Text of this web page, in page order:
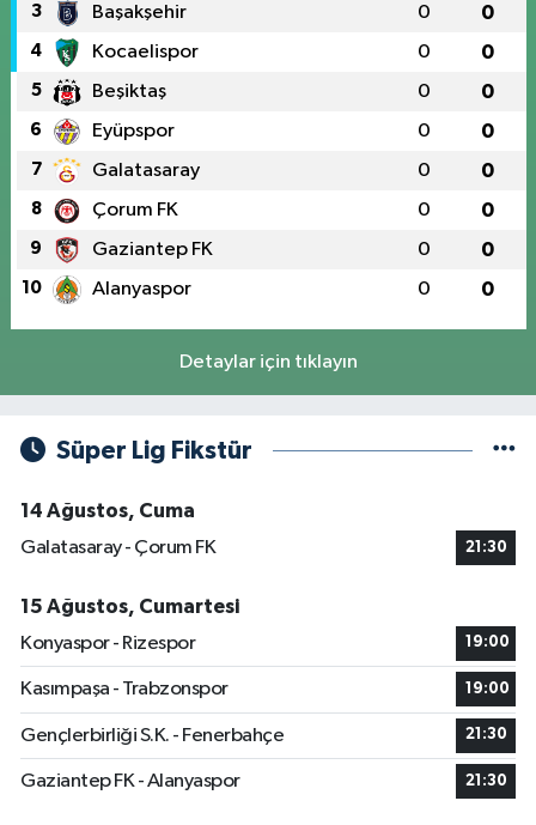
3 Başakşehir 0 0
4 Kocaelispor 0 0
5 Beşiktaş 0 0
6 Eyüpspor 0 0
7 Galatasaray 0 0
8 Çorum FK 0 0
9 Gaziantep FK 0 0
10 Alanyaspor 0 0
Detaylar için tıklayın
Süper Lig Fikstür
14 Ağustos, Cuma
Galatasaray - Çorum FK
21:30
15 Ağustos, Cumartesi
Konyaspor - Rizespor
19:00
Kasımpaşa - Trabzonspor 19:00
Gençlerbirliği S.K. - Fenerbahçe 21:30
Gaziantep FK - Alanyaspor 21:30